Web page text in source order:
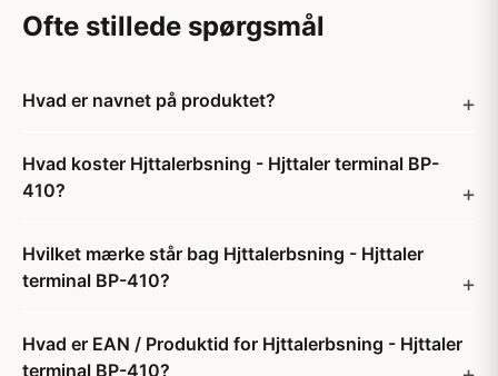
Ofte stillede spørgsmål
Hvad er navnet på produktet?
Hvad koster Hjttalerbsning - Hjttaler terminal BP-
410?
Hvilket mærke står bag Hjttalerbsning - Hjttaler
terminal BP-410?
Hvad er EAN / Produktid for Hjttalerbsning - Hjttaler
terminal BP-410?